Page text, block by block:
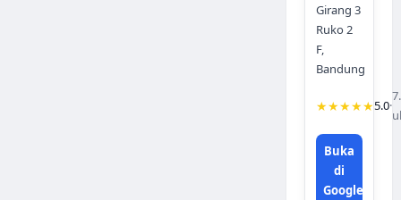
Girang 3
Ruko 2
F,
Bandung
★★★★★5.0·
Buka
di
Google